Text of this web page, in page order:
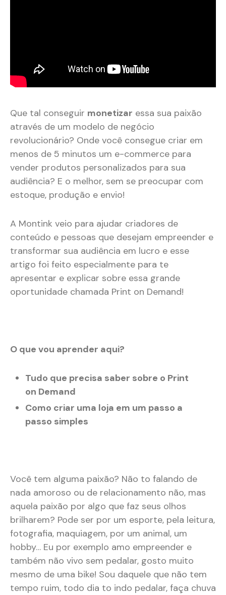
Que tal conseguir monetizar essa sua paixão
através de um modelo de negócio
revolucionário? Onde você consegue criar em
menos de 5 minutos um e-commerce para
vender produtos personalizados para sua
audiência? E o melhor, sem se preocupar com
estoque, produção e envio!
A Montink veio para ajudar criadores de
conteúdo e pessoas que desejam empreender e
transformar sua audiência em lucro e esse
artigo foi feito especialmente para te
apresentar e explicar sobre essa grande
oportunidade chamada Print on Demand!
O que vou aprender aqui?
Tudo que precisa saber sobre o Print
on Demand
Como criar uma loja em um passo a
passo simples
Você tem alguma paixão? Não to falando de
nada amoroso ou de relacionamento não, mas
aquela paixão por algo que faz seus olhos
brilharem? Pode ser por um esporte, pela leitura,
fotografia, maquiagem, por um animal, um
hobby… Eu por exemplo amo empreender e
também não vivo sem pedalar, gosto muito
mesmo de uma bike! Sou daquele que não tem
tempo ruim, todo dia to indo pedalar, faça chuva